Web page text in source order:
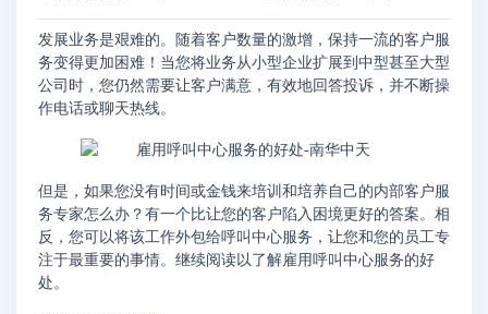
发展业务是艰难的。随着客户数量的激增，保持一流的客户服
务变得更加困难！当您将业务从小型企业扩展到中型甚至大型
公司时，您仍然需要让客户满意，有效地回答投诉，并不断操
作电话或聊天热线。
但是，如果您没有时间或金钱来培训和培养自己的内部客户服
务专家怎么办？有一个比让您的客户陷入困境更好的答案。相
反，您可以将该工作外包给呼叫中心服务，让您和您的员工专
注于最重要的事情。继续阅读以了解雇用呼叫中心服务的好
处。